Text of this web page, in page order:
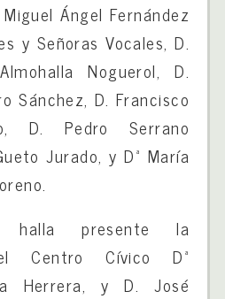
Ángel Fernández
y Señoras Vocales, D.
Noguerol, D.
Sánchez, D. Francisco
D. Pedro Serrano
Jurado, y Dª María
halla presente la
Centro Cívico Dª
Herrera, y D. José